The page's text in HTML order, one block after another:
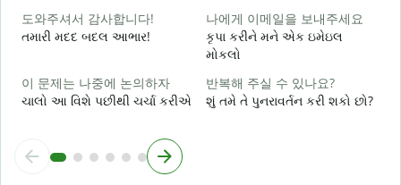
도와주셔서 감사합니다!
તમારી મદદ બદલ આભાર!
나에게 이메일을 보내주세요
કૃપા કરીને મને એક ઇમેઇલ
મોકલો
이 문제는 나중에 논의하자
ચાલો આ વિશે પછીથી ચર્ચા કરીએ
반복해 주실 수 있나요?
શું તમે તે પુનરાવર્તન કરી શકો છો?